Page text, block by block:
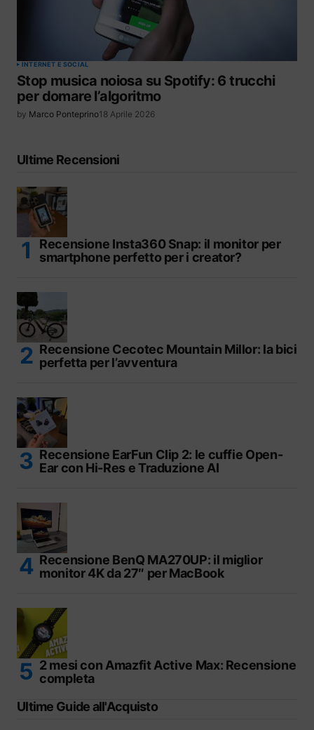
INTERNET E SOCIAL
Stop musica noiosa su Spotify: 6 trucchi
per domare l’algoritmo
by Marco Ponteprino18 Aprile 2026
Ultime Recensioni
Recensione Insta360 Snap: il monitor per
smartphone perfetto per i creator?
Recensione Cecotec Mountain Millor: la bici
perfetta per l’avventura
Recensione EarFun Clip 2: le cuffie Open-
Ear con Hi-Res e Traduzione AI
Recensione BenQ MA270UP: il miglior
monitor 4K da 27″ per MacBook
2 mesi con Amazfit Active Max: Recensione
completa
Ultime Guide all'Acquisto